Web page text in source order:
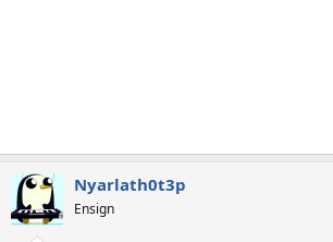
Nyarlath0t3p
Ensign